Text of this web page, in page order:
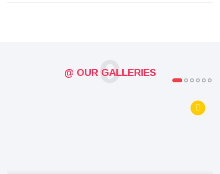
@ OUR GALLERIES
O